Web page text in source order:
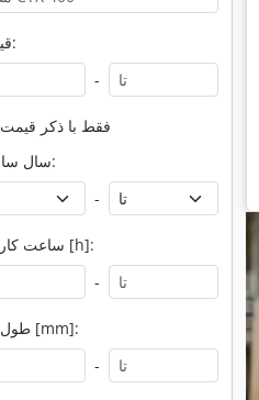
قیمت:
-
فقط با ذکر قیمت
سال ساخت:
-
ساعت کارکرد [h]:
-
طول کل [mm]:
-